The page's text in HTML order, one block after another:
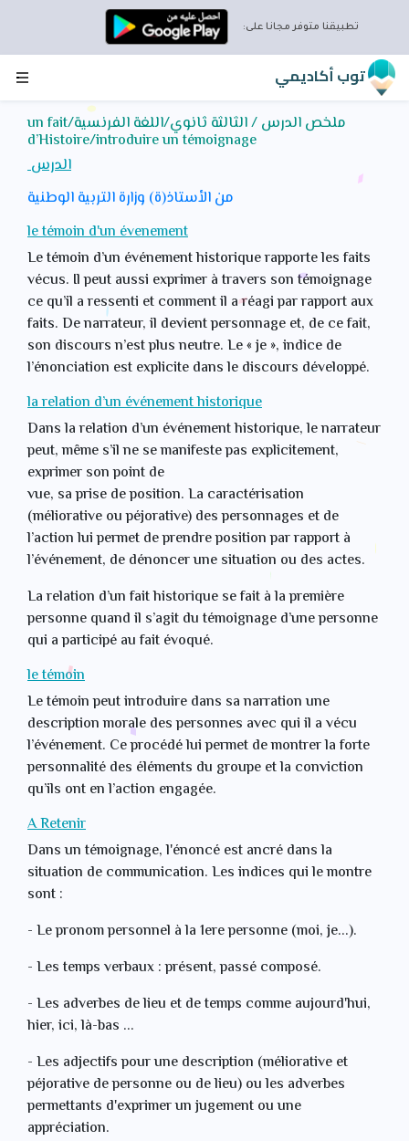
تطبيقنا متوفر مجانا على:
توب أكاديمي
ملخص الدرس / الثالثة ثانوي/اللغة الفرنسية/un fait
d’Histoire/introduire un témoignage
الدرس
من الأستاذ(ة) وزارة التربية الوطنية
le témoin d'un évenement
Le témoin d’un événement historique rapporte les faits
vécus. Il peut aussi exprimer à travers son témoignage
ce qu’il a ressenti et comment il a réagi par rapport aux
faits. De narrateur, il devient personnage et, de ce fait,
son discours n’est plus neutre. Le « je », indice de
l’énonciation est explicite dans le discours développé.
la relation d’un événement historique
Dans la relation d’un événement historique, le narrateur
peut, même s’il ne se manifeste pas explicitement,
exprimer son point de
vue, sa prise de position. La caractérisation
(méliorative ou péjorative) des personnages et de
l’action lui permet de prendre position par rapport à
l’événement, de dénoncer une situation ou des actes.
La relation d’un fait historique se fait à la première
personne quand il s’agit du témoignage d’une personne
qui a participé au fait évoqué.
le témoin
Le témoin peut introduire dans sa narration une
description morale des personnes avec qui il a vécu
l’événement. Ce procédé lui permet de montrer la forte
personnalité des éléments du groupe et la conviction
qu’ils ont en l’action engagée.
A Retenir
Dans un témoignage, l'énoncé est ancré dans la
situation de communication. Les indices qui le montre
sont :
- Le pronom personnel à la 1ere personne (moi, je...).
- Les temps verbaux : présent, passé composé.
- Les adverbes de lieu et de temps comme aujourd'hui,
hier, ici, là-bas ...
- Les adjectifs pour une description (méliorative et
péjorative de personne ou de lieu) ou les adverbes
permettants d'exprimer un jugement ou une
appréciation.